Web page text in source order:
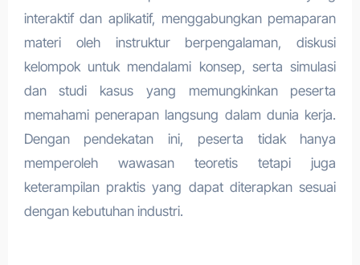
interaktif dan aplikatif, menggabungkan pemaparan
materi oleh instruktur berpengalaman, diskusi
kelompok untuk mendalami konsep, serta simulasi
dan studi kasus yang memungkinkan peserta
memahami penerapan langsung dalam dunia kerja.
Dengan pendekatan ini, peserta tidak hanya
memperoleh wawasan teoretis tetapi juga
keterampilan praktis yang dapat diterapkan sesuai
dengan kebutuhan industri.